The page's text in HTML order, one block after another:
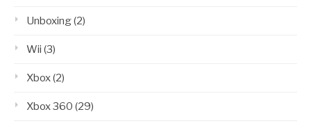
Unboxing(2)
Wii (3)
Xbox(2)
Xbox 360 (29)